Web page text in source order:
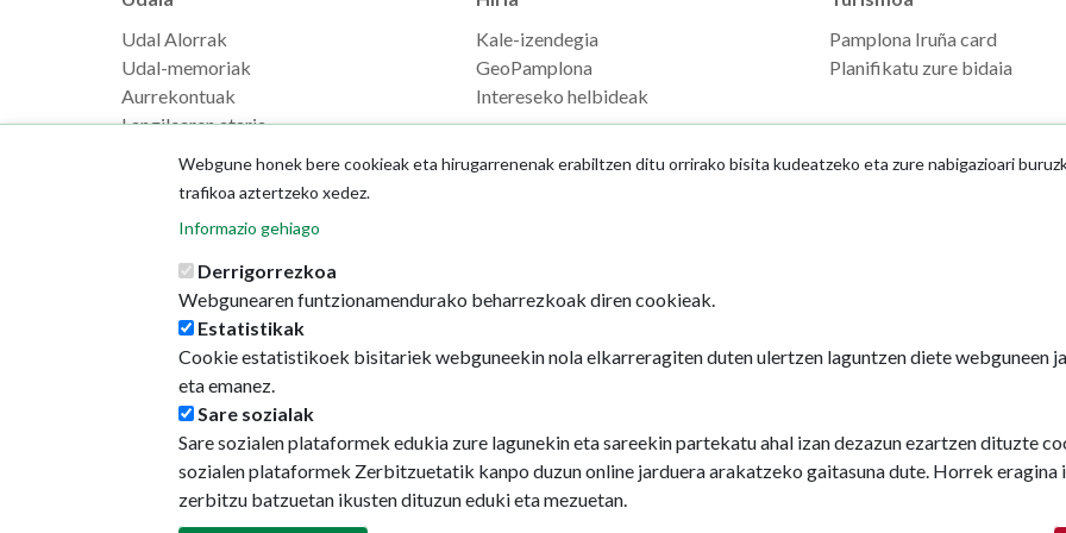
Udal Alorrak
Udal-memoriak
Aurrekontuak
Langilearen ataria
Kale-izendegia
GeoPamplona
Intereseko helbideak
Pamplona Iruña card
Planifikatu zure bidaia
Iruñeko Udala
948 420 100
Webgune honek bere cookieak eta hirugarrenenak erabiltzen ditu orrirako bisita kudeatzeko eta zure nabigazioari
trafikoa aztertzeko xedez.
Informazio gehiago
Derrigorrezkoa
Webgunearen funtzionamendurako beharrezkoak diren cookieak.
Estatistikak
Cookie estatistikoek bisitariek webguneekin nola elkarreragiten duten ulertzen laguntzen diete webguneen
eta emanez.
Sare sozialak
Sare sozialen plataformek edukia zure lagunekin eta sareekin partekatu ahal izan dezazun ezartzen dituzte
sozialen plataformek Zerbitzuetatik kanpo duzun online jarduera arakatzeko gaitasuna dute. Horrek
zerbitzu batzuetan ikusten dituzun eduki eta mezuetan.